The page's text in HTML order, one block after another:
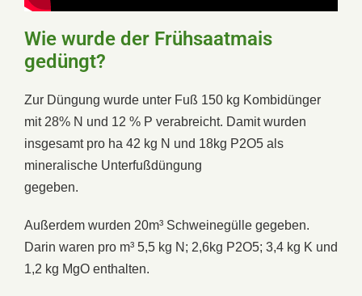
Wie wurde der Frühsaatmais
gedüngt?
Zur Düngung wurde unter Fuß 150 kg Kombidünger
mit 28% N und 12 % P verabreicht. Damit wurden
insgesamt pro ha 42 kg N und 18kg P2O5 als
mineralische Unterfußdüngung
gegeben.
Außerdem wurden 20m³ Schweinegülle gegeben.
Darin waren pro m³ 5,5 kg N; 2,6kg P2O5; 3,4 kg K und
1,2 kg MgO enthalten.